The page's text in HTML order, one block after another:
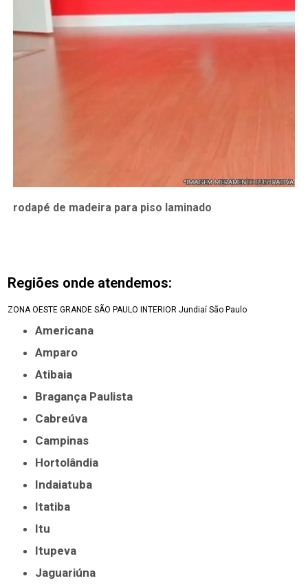
rodapé de madeira para piso laminado
Regiões onde atendemos:
ZONA OESTE GRANDE SÃO PAULO INTERIOR Jundiaí São Paulo
Americana
Amparo
Atibaia
Bragança Paulista
Cabreúva
Campinas
Hortolândia
Indaiatuba
Itatiba
Itu
Itupeva
Jaguariúna